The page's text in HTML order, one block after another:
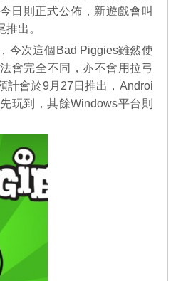
日則正式公佈，新遊戲會叫
出。
今次這個Bad Piggies雖然使
會完全不同，亦不會用拉弓
計會於9月27日推出，Androi
玩到，其餘Windows平台則